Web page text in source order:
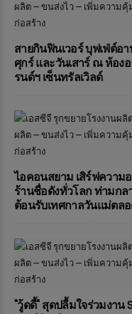
สายกินฟินเวอร์ บุฟเฟ่ต์อ
ศุกร์ และวันเสาร์ ณ ห้อง
รนด์ฯ เซ็นทรัลเวิลด์
ไอคอนสยาม เสิร์ฟความ
ร้านชื่อดังทั่วโลก ท่ามก
ต้อนรับเทศกาลวันแม่ตล
"วู้ดดี้" สุดปลื้มใจร่วมงาน